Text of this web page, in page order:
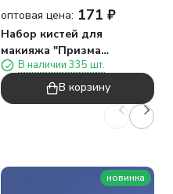
оптовая цена: 171 ₽
Набор кистей для
макияжа "Призма
красоты", 8 кистей,
зеленый
В наличии 335 шт.
В корзину
новинка